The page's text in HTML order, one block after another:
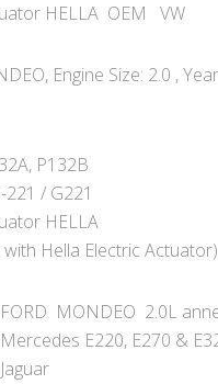
HELLA OEM VW
Engine Size: 2.0 ,
P132B
/ G221
HELLA
Hella Electric Actuator)
MONDEO 2.0L
E220, E270 &